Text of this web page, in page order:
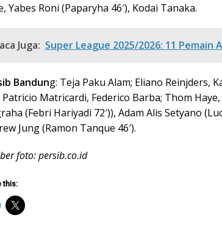
Yabes Roni (Paparyha 46′), Kodai Tanaka.
Juga: Super League 2025/2026: 11 Pemain
Bandung: Teja Paku Alam; Eliano Reinjders,
Patricio Matricardi, Federico Barba; Thom
(Febri Hariyadi 72′)), Adam Alis Setyano
Jung (Ramon Tanque 46′).
foto: persib.co.id
this: